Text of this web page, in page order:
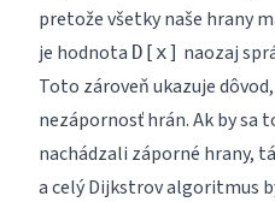
pretože všetky naše hrany
je hodnota D[x] naozaj
Toto zároveň ukazuje
nezápornosť hrán. Ak by sa
nachádzali záporné hrany,
a celý Dijkstrov algoritmus